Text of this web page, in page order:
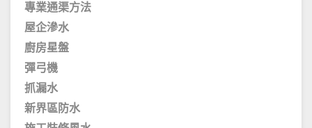
專業通渠方法
屋企滲水
廚房星盤
彈弓機
抓漏水
新界區防水